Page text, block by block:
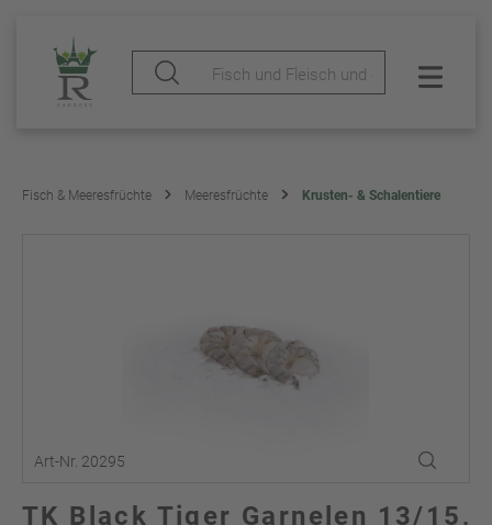
Fisch & Meeresfrüchte Meeresfrüchte Krusten- & Schalentiere
Art-Nr. 20295
TK Black Tiger Garnelen 13/15,